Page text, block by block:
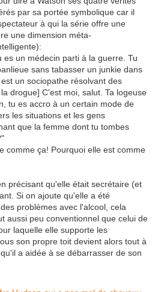
par sa portée symbolique car il
à qui la série offre une
une dimension méta-
es un médecin parti à la guerre. Tu
sans tabasser un junkie dans
un sociopathe résolvant des
drogue] C'est moi, salut. Ta logeuse
tu es accro à un certain mode de
les situations et les gens
que la femme dont tu tombes
comme ça! Pourquoi elle est comme
précisant qu'elle était secrétaire (et
Si on ajoute qu'elle a été
problèmes avec l'alcool, cela
aussi peu conventionnel que celui de
laquelle elle supporte les
son propre toit devient alors tout à
a aidée à se débarrasser de son